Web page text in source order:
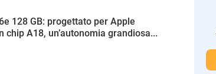
128 GB: progettato per Apple
chip A18, un’autonomia grandiosa...